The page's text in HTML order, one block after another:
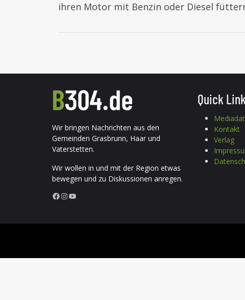
ihren Motor mit Benzin oder Diesel
Wir bringen Nachrichten aus den
Gemeinden Grasbrunn, Haar und
Vaterstetten.
Wir wollen in und mit der Region etwas
bewegen und zu Diskussionen anregen.
Facebook InstagramYouTube
Quick
Kontakt
Verlag